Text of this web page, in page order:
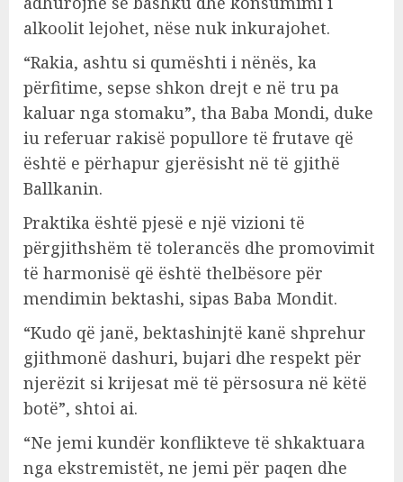
alkoolit lejohet, nëse nuk inkurajohet.
“Rakia, ashtu si qumështi i nënës, ka
përfitime, sepse shkon drejt e në tru pa
kaluar nga stomaku”, tha Baba Mondi, duke
iu referuar rakisë popullore të frutave që
është e përhapur gjerësisht në të gjithë
Ballkanin.
Praktika është pjesë e një vizioni të
përgjithshëm të tolerancës dhe promovimit
të harmonisë që është thelbësore për
mendimin bektashi, sipas Baba Mondit.
“Kudo që janë, bektashinjtë kanë shprehur
gjithmonë dashuri, bujari dhe respekt për
njerëzit si krijesat më të përsosura në këtë
botë”, shtoi ai.
“Ne jemi kundër konflikteve të shkaktuara
nga ekstremistët, ne jemi për paqen dhe